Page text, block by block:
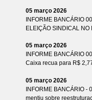
05 março 2026
INFORME BANCÁRIO
ELEIÇÃO SINDICAL NO
05 março 2026
INFORME BANCÁRIO
Caixa recua para R$
05 março 2026
INFORME BANCÁRIO -
mentiu sobre